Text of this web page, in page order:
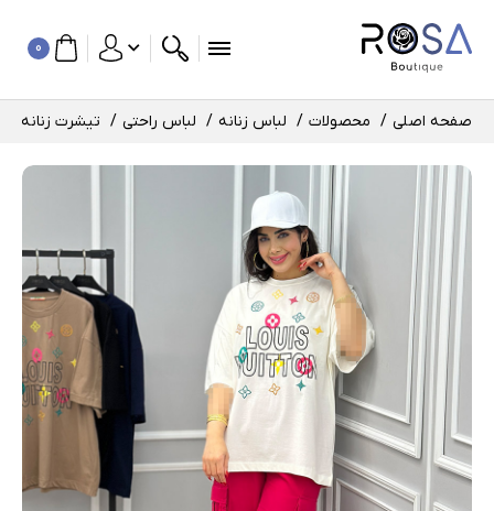
0
صفحه اصلی محصولات لباس زنانه لباس راحتی تیشرت زنانه و